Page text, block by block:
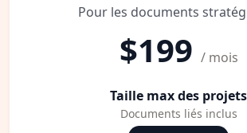
Pour les documents
$199 / mois
Taille max des projets
Documents liés inclus